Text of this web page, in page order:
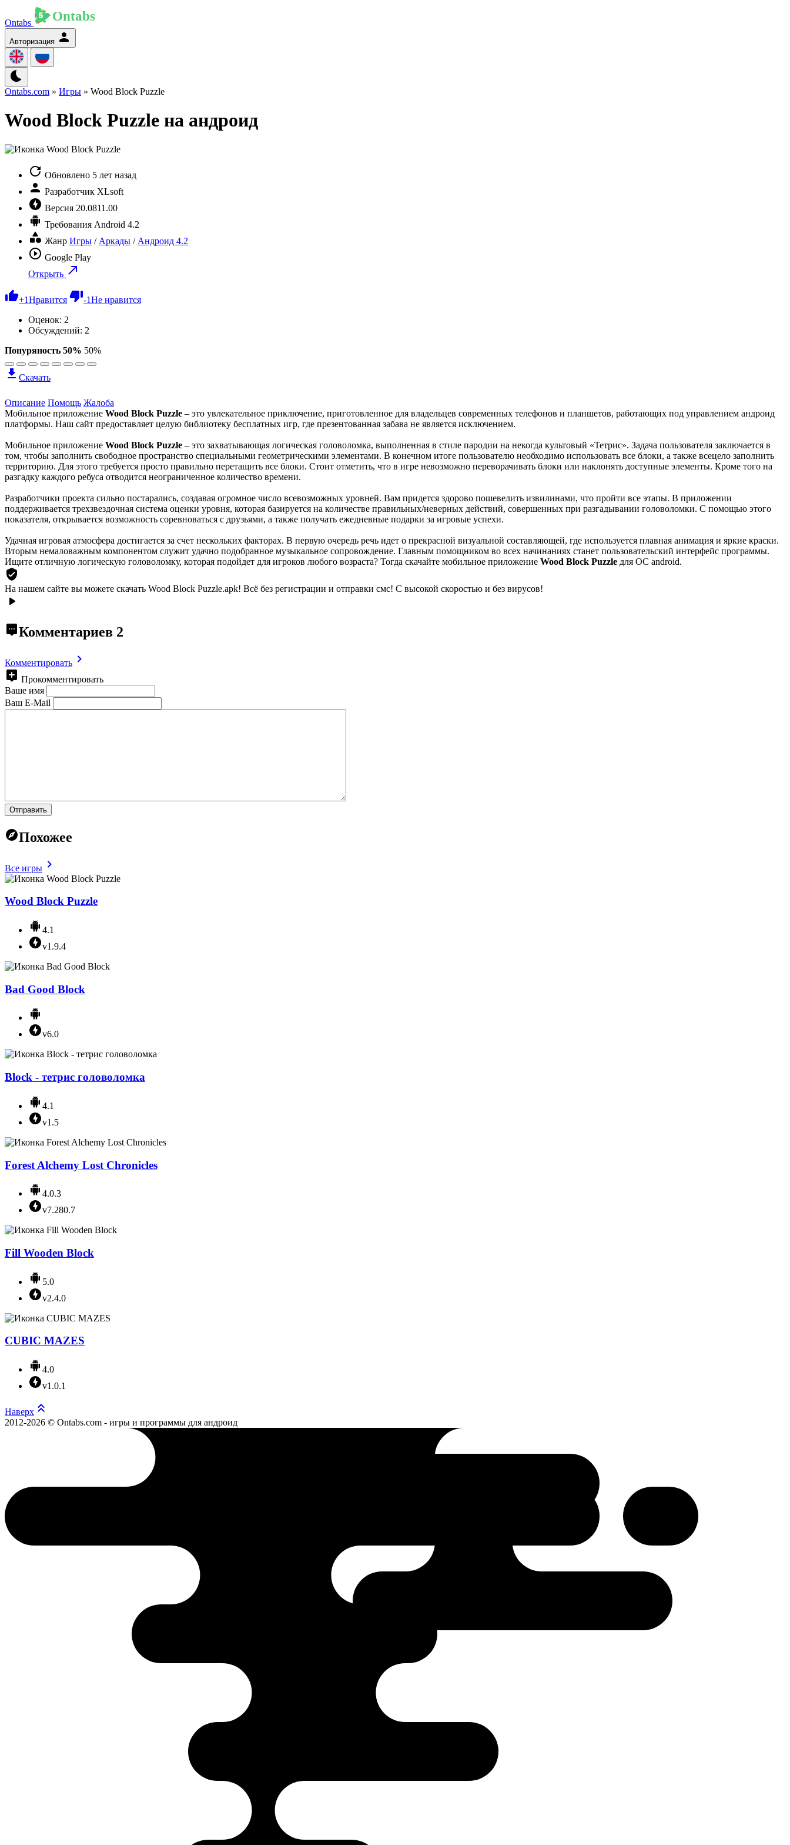
Ontabs
Авторизация
Ontabs.com » Игры » Wood Block Puzzle
Wood Block Puzzle на андроид
Обновлено 5 лет назад
Разработчик XLsoft
Версия 20.0811.00
Требования Android 4.2
Жанр Игры / Аркады / Андроид 4.2
Google Play
Открыть
+1Нравится -1Не нравится
Оценок: 2
Обсуждений: 2
Попуряность 50% 50%
Скачать
Описание Помощь Жалоба
Мобильное приложение Wood Block Puzzle – это увлекательное приключение, приготовленное для владельцев современных телефонов и планшетов, работающих под управлением андроид
платформы. Наш сайт предоставляет целую библиотеку бесплатных игр, где презентованная забава не является исключением.
Мобильное приложение Wood Block Puzzle – это захватывающая логическая головоломка, выполненная в стиле пародии на некогда культовый «Тетрис». Задача пользователя заключается в
том, чтобы заполнить свободное пространство специальными геометрическими элементами. В конечном итоге пользователю необходимо использовать все блоки, а также всецело заполнить
территорию. Для этого требуется просто правильно перетащить все блоки. Стоит отметить, что в игре невозможно переворачивать блоки или наклонять доступные элементы. Кроме того на
разгадку каждого ребуса отводится неограниченное количество времени.
Разработчики проекта сильно постарались, создавая огромное число всевозможных уровней. Вам придется здорово пошевелить извилинами, что пройти все этапы. В приложении
поддерживается трехзвездочная система оценки уровня, которая базируется на количестве правильных/неверных действий, совершенных при разгадывании головоломки. С помощью этого
показателя, открывается возможность соревноваться с друзьями, а также получать ежедневные подарки за игровые успехи.
Удачная игровая атмосфера достигается за счет нескольких факторах. В первую очередь речь идет о прекрасной визуальной составляющей, где используется плавная анимация и яркие краски.
Вторым немаловажным компонентом служит удачно подобранное музыкальное сопровождение. Главным помощником во всех начинаниях станет пользовательский интерфейс программы.
Ищите отличную логическую головоломку, которая подойдет для игроков любого возраста? Тогда скачайте мобильное приложение Wood Block Puzzle для ОС android.
На нашем сайте вы можете скачать Wood Block Puzzle.apk! Всё без регистрации и отправки смс! С высокой скоростью и без вирусов!
Комментариев 2
Комментировать
Прокомментировать
Ваше имя
Ваш E-Mail
Отправить
Похожее
Все игры
Wood Block Puzzle
4.1
v1.9.4
Bad Good Block
v6.0
Block - тетрис головоломка
4.1
v1.5
Forest Alchemy Lost Chronicles
4.0.3
v7.280.7
Fill Wooden Block
5.0
v2.4.0
CUBIC MAZES
4.0
v1.0.1
Наверх
2012-2026 © Ontabs.com - игры и программы для андроид